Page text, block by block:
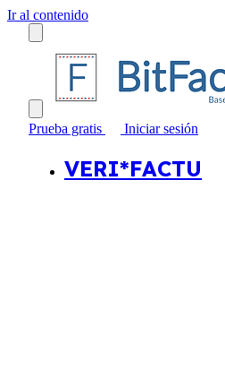
Ir al contenido
Prueba gratis Iniciar sesión
VERI*FACTU